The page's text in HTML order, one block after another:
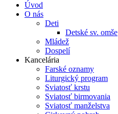
Úvod
O nás
Deti
Detské sv. omše
Mládež
Dospelí
Kancelária
Farské oznamy
Liturgický program
Sviatosť krstu
Sviatosť birmovania
Sviatosť manželstva